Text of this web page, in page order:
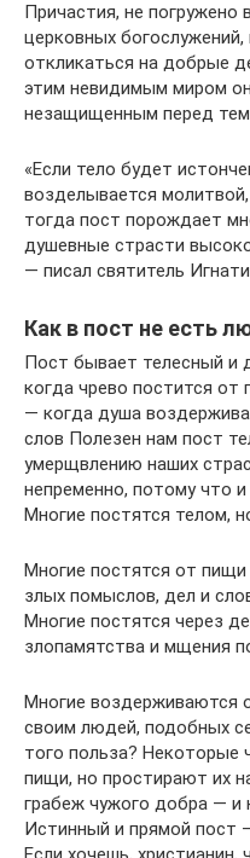
Причастия, не погружено
церковных
откликаться на добрые
этим невидимым миром
незащищенным перед
«Если тело будет
возделывается
тогда пост порождает
душевные страсти
— писал святитель
Как в пост не есть
Пост бывает телесный и
когда чрево постится
— когда душа
слов Полезен нам пост
умерщвлению наших
непременно, потому что
Многие постятся телом,
Многие постятся от пищи
злых помыслов, дел и
Многие постятся через
злопамятства и мщения
Многие воздерживаются
своим людей, подобных
того польза? Некоторые
пищи, но простирают их
грабеж чужого добра — и
Истинный и прямой пост